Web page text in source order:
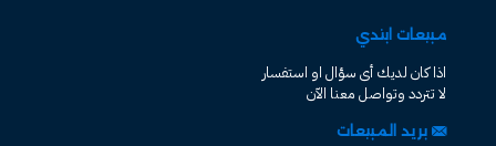
مبيعات ابتدي
اذا كان لديك أى سؤال او استفسار
لا تتردد وتواصل معنا الآن
بريد المبيعات